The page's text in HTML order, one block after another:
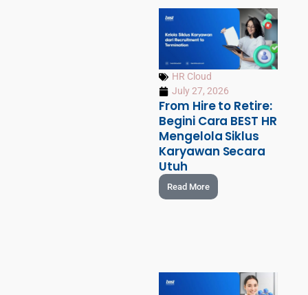
HR Cloud
July 27, 2026
From Hire to Retire:
Begini Cara BEST HR
Mengelola Siklus
Karyawan Secara
Utuh
Read More